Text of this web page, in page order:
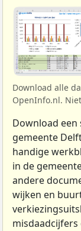
Download alle
OpenInfo.nl.
Download
gemeente
handige
in de
andere
wijken en
misdaadcijfers